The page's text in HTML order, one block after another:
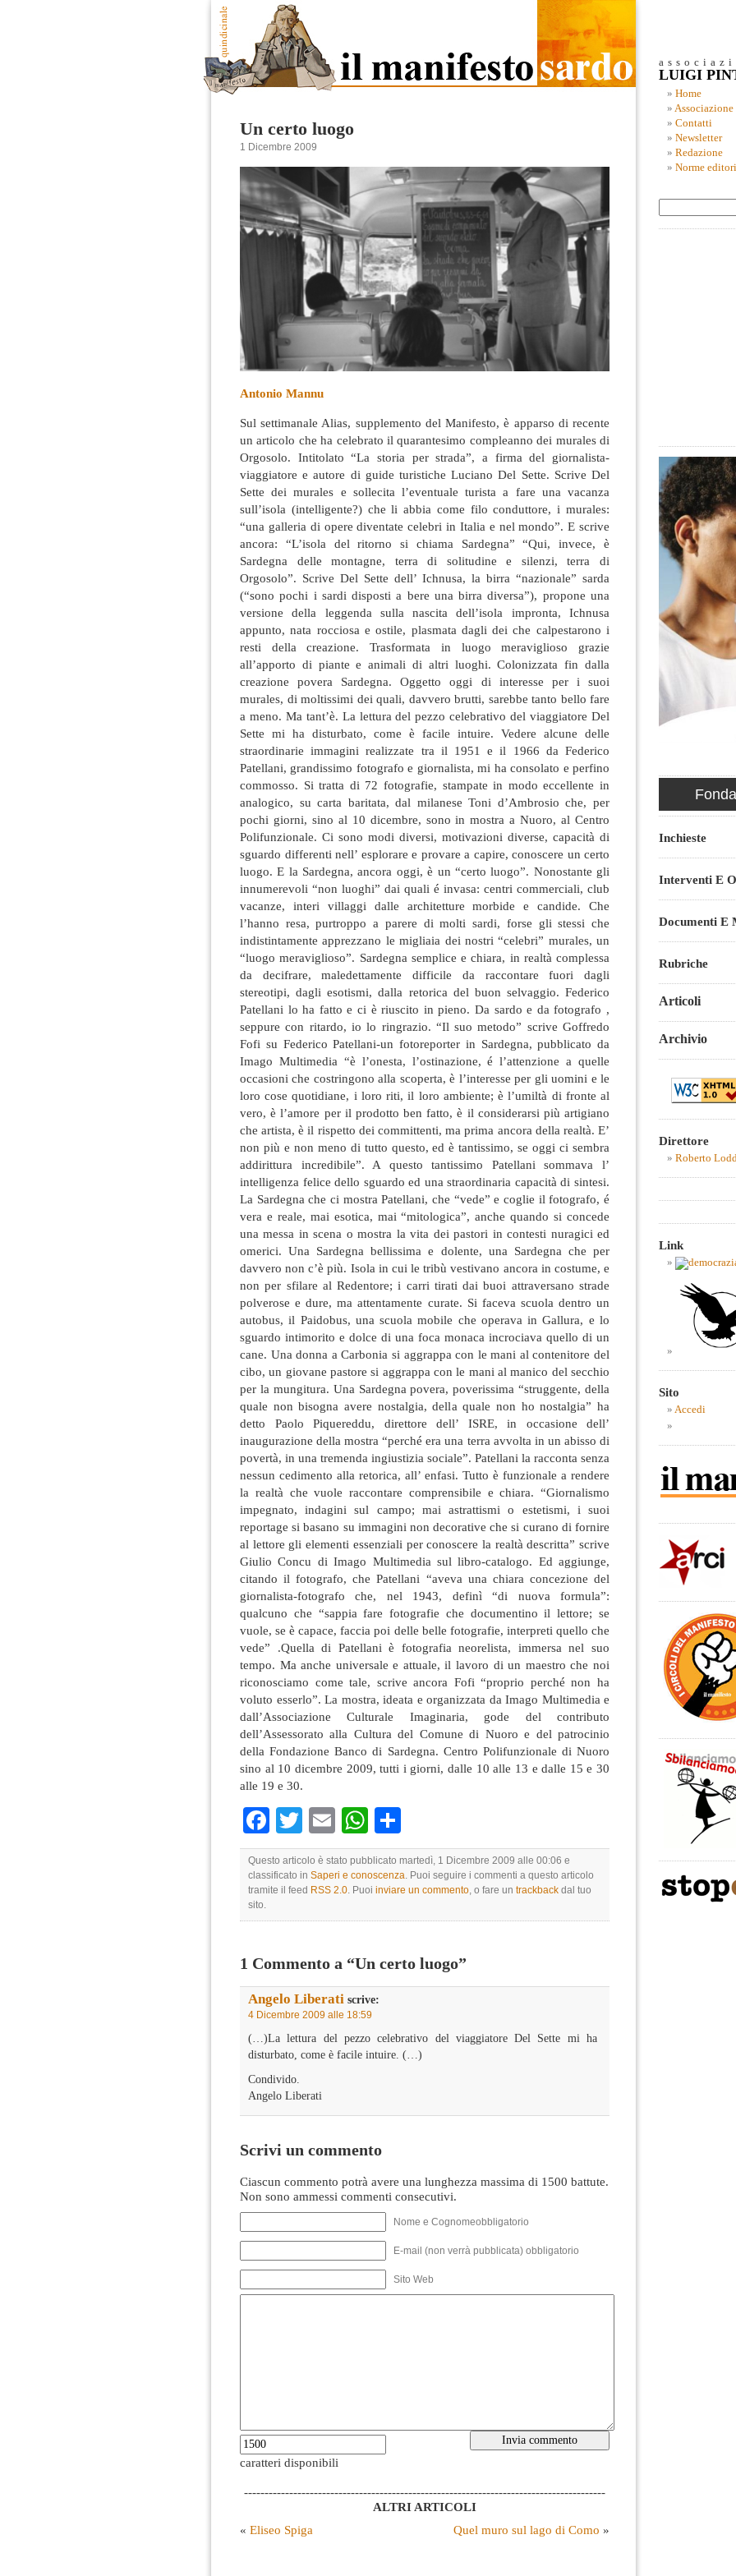
Un certo luogo
1 Dicembre 2009
Antonio Mannu
Sul settimanale Alias, supplemento del Manifesto, è apparso di recente
un articolo che ha celebrato il quarantesimo compleanno dei murales di
Orgosolo. Intitolato “La storia per strada”, a firma del giornalista-
viaggiatore e autore di guide turistiche Luciano Del Sette. Scrive Del
Sette dei murales e sollecita l’eventuale turista a fare una vacanza
sull’isola (intelligente?) che li abbia come filo conduttore, i murales:
“una galleria di opere diventate celebri in Italia e nel mondo”. E scrive
ancora: “L’isola del ritorno si chiama Sardegna” “Qui, invece, è
Sardegna delle montagne, terra di solitudine e silenzi, terra di
Orgosolo”. Scrive Del Sette dell’ Ichnusa, la birra “nazionale” sarda
(“sono pochi i sardi disposti a bere una birra diversa”), propone una
versione della leggenda sulla nascita dell’isola impronta, Ichnusa
appunto, nata rocciosa e ostile, plasmata dagli dei che calpestarono i
resti della creazione. Trasformata in luogo meraviglioso grazie
all’apporto di piante e animali di altri luoghi. Colonizzata fin dalla
creazione povera Sardegna. Oggetto oggi di interesse per i suoi
murales, di moltissimi dei quali, davvero brutti, sarebbe tanto bello fare
a meno. Ma tant’è. La lettura del pezzo celebrativo del viaggiatore Del
Sette mi ha disturbato, come è facile intuire. Vedere alcune delle
straordinarie immagini realizzate tra il 1951 e il 1966 da Federico
Patellani, grandissimo fotografo e giornalista, mi ha consolato e perfino
commosso. Si tratta di 72 fotografie, stampate in modo eccellente in
analogico, su carta baritata, dal milanese Toni d’Ambrosio che, per
pochi giorni, sino al 10 dicembre, sono in mostra a Nuoro, al Centro
Polifunzionale. Ci sono modi diversi, motivazioni diverse, capacità di
sguardo differenti nell’ esplorare e provare a capire, conoscere un certo
luogo. E la Sardegna, ancora oggi, è un “certo luogo”. Nonostante gli
innumerevoli “non luoghi” dai quali é invasa: centri commerciali, club
vacanze, interi villaggi dalle architetture morbide e candide. Che
l’hanno resa, purtroppo a parere di molti sardi, forse gli stessi che
indistintamente apprezzano le migliaia dei nostri “celebri” murales, un
“luogo meraviglioso”. Sardegna semplice e chiara, in realtà complessa
da decifrare, maledettamente difficile da raccontare fuori dagli
stereotipi, dagli esotismi, dalla retorica del buon selvaggio. Federico
Patellani lo ha fatto e ci è riuscito in pieno. Da sardo e da fotografo ,
seppure con ritardo, io lo ringrazio. “Il suo metodo” scrive Goffredo
Fofi su Federico Patellani-un fotoreporter in Sardegna, pubblicato da
Imago Multimedia “è l’onesta, l’ostinazione, é l’attenzione a quelle
occasioni che costringono alla scoperta, è l’interesse per gli uomini e le
loro cose quotidiane, i loro riti, il loro ambiente; è l’umiltà di fronte al
vero, è l’amore per il prodotto ben fatto, è il considerarsi più artigiano
che artista, è il rispetto dei committenti, ma prima ancora della realtà. E’
non più e non meno di tutto questo, ed è tantissimo, se oggi ci sembra
addirittura incredibile”. A questo tantissimo Patellani sommava l’
intelligenza felice dello sguardo ed una straordinaria capacità di sintesi.
La Sardegna che ci mostra Patellani, che “vede” e coglie il fotografo, é
vera e reale, mai esotica, mai “mitologica”, anche quando si concede
una messa in scena o mostra la vita dei pastori in contesti nuragici ed
omerici. Una Sardegna bellissima e dolente, una Sardegna che per
davvero non c’è più. Isola in cui le tribù vestivano ancora in costume, e
non per sfilare al Redentore; i carri tirati dai buoi attraversano strade
polverose e dure, ma attentamente curate. Si faceva scuola dentro un
autobus, il Paidobus, una scuola mobile che operava in Gallura, e lo
sguardo intimorito e dolce di una foca monaca incrociava quello di un
cane. Una donna a Carbonia si aggrappa con le mani al contenitore del
cibo, un giovane pastore si aggrappa con le mani al manico del secchio
per la mungitura. Una Sardegna povera, poverissima “struggente, della
quale non bisogna avere nostalgia, della quale non ho nostalgia” ha
detto Paolo Piquereddu, direttore dell’ ISRE, in occasione dell’
inaugurazione della mostra “perché era una terra avvolta in un abisso di
povertà, in una tremenda ingiustizia sociale”. Patellani la racconta senza
nessun cedimento alla retorica, all’ enfasi. Tutto è funzionale a rendere
la realtà che vuole raccontare comprensibile e chiara. “Giornalismo
impegnato, indagini sul campo; mai astrattismi o estetismi, i suoi
reportage si basano su immagini non decorative che si curano di fornire
al lettore gli elementi essenziali per conoscere la realtà descritta” scrive
Giulio Concu di Imago Multimedia sul libro-catalogo. Ed aggiunge,
citando il fotografo, che Patellani “aveva una chiara concezione del
giornalista-fotografo che, nel 1943, definì “di nuova formula”:
qualcuno che “sappia fare fotografie che documentino il lettore; se
vuole, se è capace, faccia poi delle belle fotografie, interpreti quello che
vede” .Quella di Patellani è fotografia neorelista, immersa nel suo
tempo. Ma anche universale e attuale, il lavoro di un maestro che noi
riconosciamo come tale, scrive ancora Fofi “proprio perché non ha
voluto esserlo”. La mostra, ideata e organizzata da Imago Multimedia e
dall’Associazione Culturale Imaginaria, gode del contributo
dell’Assessorato alla Cultura del Comune di Nuoro e del patrocinio
della Fondazione Banco di Sardegna. Centro Polifunzionale di Nuoro
sino al 10 dicembre 2009, tutti i giorni, dalle 10 alle 13 e dalle 15 e 30
alle 19 e 30.
Facebook
TwitterEmailWhatsApp
Questo articolo è stato pubblicato martedì, 1 Dicembre 2009 alle 00:06 e
classificato in Saperi e conoscenza. Puoi seguire i commenti a questo articolo
tramite il feed RSS 2.0. Puoi inviare un commento, o fare un trackback dal tuo
sito.
1 Commento a “Un certo luogo”
Angelo Liberati scrive:
4 Dicembre 2009 alle 18:59
(…)La lettura del pezzo celebrativo del viaggiatore Del Sette mi ha
disturbato, come è facile intuire. (…)
Condivido.
Angelo Liberati
Scrivi un commento
Ciascun commento potrà avere una lunghezza massima di 1500 battute.
Non sono ammessi commenti consecutivi.
Nome e Cognomeobbligatorio
E-mail (non verrà pubblicata) obbligatorio
Sito Web
caratteri disponibili
----------------------------------------------------------------------------------------
ALTRI ARTICOLI
« Eliseo Spiga Quel muro sul lago di Como »
LUIGI
Home
Associazione
Contatti
Newsletter
Redazione
Norme
Inchieste
Interventi E
Documenti E
Rubriche
Articoli
Archivio
Direttore
Roberto
Link
Sito
Accedi